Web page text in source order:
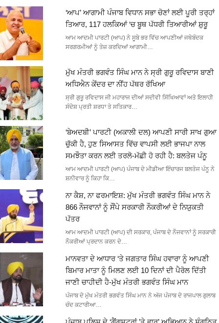
‘ਆਪ’ ਆਗਾਮੀ ਪੰਜਾਬ ਵਿਧਾਨ ਸਭਾ ਚੋਣਾਂ ਲਈ ਪੂਰੀ ਤਰ੍ਹਾਂ
ਤਿਆਰ, 117 ਹਲਕਿਆਂ ‘ਚ ਬੂਥ ਪੱਧਰੀ ਤਿਆਰੀਆਂ ਸ਼ੁਰੂ
ਆਮ ਆਦਮੀ ਪਾਰਟੀ (ਆਪ) ਨੇ ਸੂਬੇ ਭਰ ਵਿੱਚ ਆਪਣੀਆਂ ਜਥੇਬੰਦਕ
ਸਰਗਰਮੀਆਂ ਨੂੰ ਤੇਜ਼ ਕਰਦਿਆਂ ਆਗਾਮੀ…
ਮੁੱਖ ਮੰਤਰੀ ਭਗਵੰਤ ਸਿੰਘ ਮਾਨ ਨੇ ਸ੍ਰੀ ਗੁਰੂ ਰਵਿਦਾਸ ਬਾਣੀ
ਅਧਿਐਨ ਕੇਂਦਰ ਦਾ ਨੀਂਹ ਪੱਥਰ ਰੱਖਿਆ
ਸ੍ਰੀ ਗੁਰੂ ਰਵਿਦਾਸ ਜੀ ਮਹਾਰਾਜ ਦੀਆਂ ਸਦੀਵੀ ਸਿੱਖਿਆਵਾਂ ਅਤੇ ਇਲਾਹੀ
ਸੰਦੇਸ਼ ਪ੍ਰਤੀ ਸ਼ਰਧਾ ਤੇ ਸਤਿਕਾਰ…
‘ਬੇਅਦਬੀ’ ਪਾਰਟੀ (ਅਕਾਲੀ ਦਲ) ਆਪਣੀ ਸਾਰੀ ਸਾਖ ਗੁਆ
ਚੁੱਕੀ ਹੈ, ਹੁਣ ਸਿਆਸਤ ਵਿੱਚ ਵਾਪਸੀ ਲਈ ਭਾਜਪਾ ਨਾਲ
ਸਮਝੌਤਾ ਕਰਨ ਲਈ ਤਰਲੋ-ਮੱਛੀ ਹੋ ਰਹੀ ਹੈ: ਬਲਤੇਜ ਪੰਨੂ
ਆਮ ਆਦਮੀ ਪਾਰਟੀ (ਆਪ) ਪੰਜਾਬ ਦੇ ਮੀਡੀਆ ਇੰਚਾਰਜ ਬਲਤੇਜ ਪੰਨੂ ਨੇ
ਸ਼ਨੀਵਾਰ ਨੂੰ ਕਿਹਾ ਕਿ…
ਨਾ ਕੈਸ਼, ਨਾ ਫਰਮਾਇਸ਼: ਮੁੱਖ ਮੰਤਰੀ ਭਗਵੰਤ ਸਿੰਘ ਮਾਨ ਨੇ
866 ਨੌਜਵਾਨਾਂ ਨੂੰ ਸੌਂਪੇ ਸਰਕਾਰੀ ਨੌਕਰੀਆਂ ਦੇ ਨਿਯੁਕਤੀ
ਪੱਤਰ
ਆਮ ਆਦਮੀ ਪਾਰਟੀ (ਆਪ) ਦੀ ਸਰਕਾਰ, ਪੰਜਾਬ ਦੇ ਨੌਜਵਾਨਾਂ ਨੂੰ ਸਰਕਾਰੀ
ਨੌਕਰੀਆਂ ਪ੍ਰਦਾਨ ਕਰਨ ਦੇ…
ਮਾਨਵਤਾ ਦੇ ਆਧਾਰ ‘ਤੇ ਜਗਤਾਰ ਸਿੰਘ ਹਵਾਰਾ ਨੂੰ ਆਪਣੀ
ਬਿਮਾਰ ਮਾਤਾ ਨੂੰ ਮਿਲਣ ਲਈ 10 ਦਿਨਾਂ ਦੀ ਪੈਰੋਲ ਦਿੱਤੀ
ਜਾਣੀ ਚਾਹੀਦੀ ਹੈ-ਮੁੱਖ ਮੰਤਰੀ ਭਗਵੰਤ ਸਿੰਘ ਮਾਨ
ਪੰਜਾਬ ਦੇ ਮੁੱਖ ਮੰਤਰੀ ਭਗਵੰਤ ਸਿੰਘ ਮਾਨ ਨੇ ਅੱਜ ਪੰਜਾਬ ਦੇ ਰਾਜਪਾਲ ਗੁਲਾਬ
ਚੰਦ ਕਟਾਰੀਆ…